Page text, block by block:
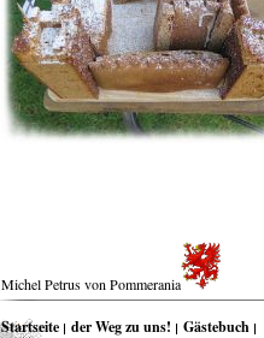
Michel Petrus von Pommerania
Startseite der Weg zu uns! Gästebuch